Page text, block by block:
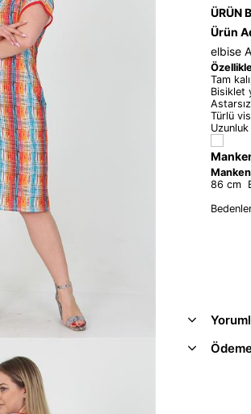
ÜRÜN
Ürün
elbise
Tam
Bisiklet
Türlü
86 cm